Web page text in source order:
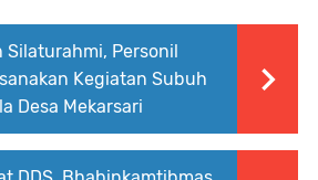
Silaturahmi, Personil
Kegiatan Subuh
Desa Mekarsari